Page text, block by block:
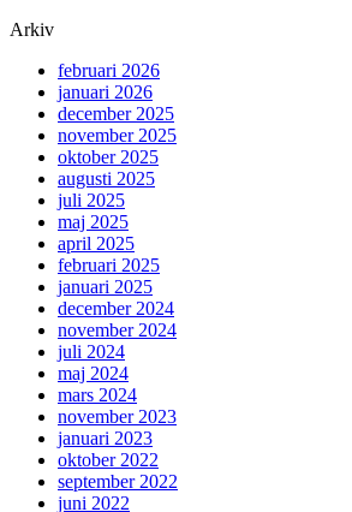
Arkiv
februari 2026
januari 2026
december 2025
november 2025
oktober 2025
augusti 2025
juli 2025
maj 2025
april 2025
februari 2025
januari 2025
december 2024
november 2024
juli 2024
maj 2024
mars 2024
november 2023
januari 2023
oktober 2022
september 2022
juni 2022